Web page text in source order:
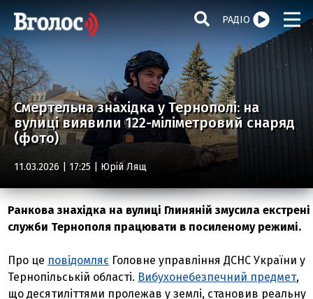
РАДІО
Смертельна знахідка у Тернополі: на
вулиці виявили 122-міліметровий снаряд
(фото)
11.03.2026 | 17:25 | Юрій Лящ
Ранкова знахідка на вулиці Глиняній змусила екстрені
служби Тернополя працювати в посиленому режимі.
Про це повідомляє Головне управління ДСНС України у
Тернопільській області. Вибухонебезпечний предмет,
що десятиліттями пролежав у землі, становив реальну